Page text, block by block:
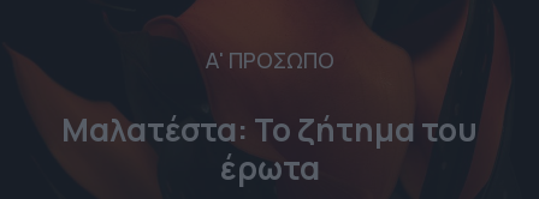
Α' ΠΡΟΣΩΠΟ
Μαλατέστα: Το ζήτημα του
έρωτα